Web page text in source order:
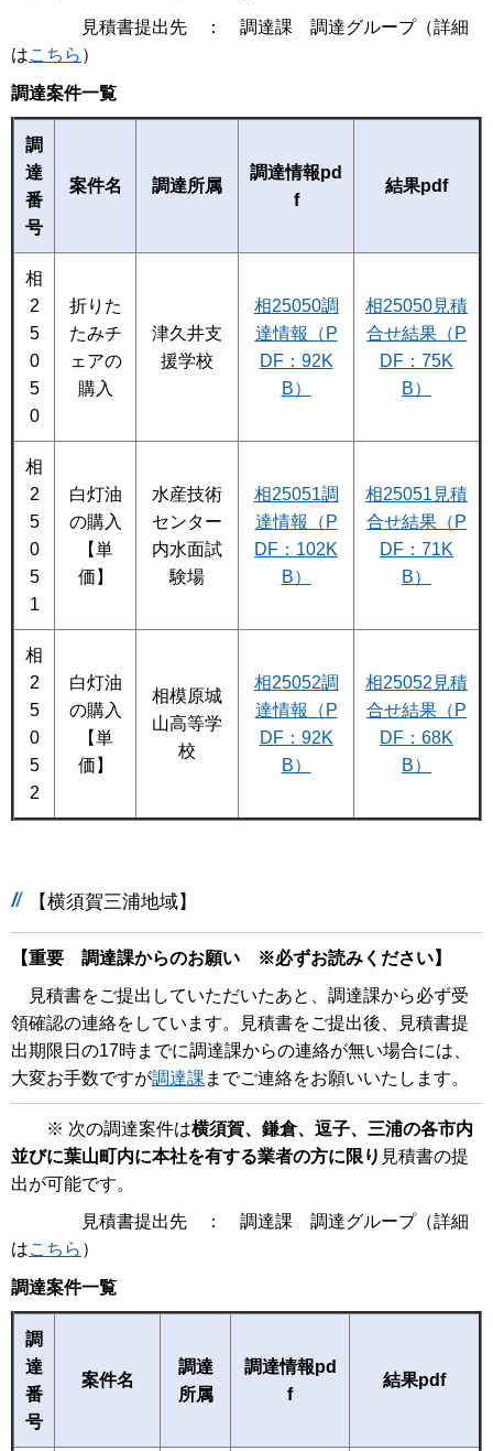
見積書提出先 ： 調達課 調達グループ（詳細
はこちら ）
調達案件一覧
調
達
番
号
案件名 調達所属
調達情報pd
f
結果pdf
相
2
5
0
5
0
折りた
たみチ
ェアの
購入
津久井支
援学校
相25050調
達情報（P
DF：92K
B）
相25050見積
合せ結果（P
DF：75K
B）
相
2
5
0
5
1
白灯油
の購入
【単
価】
水産技術
センター
内水面試
験場
相25051調
達情報（P
DF：102K
B）
相25051見積
合せ結果（P
DF：71K
B）
相
2
5
0
5
2
白灯油
の購入
【単
価】
相模原城
山高等学
校
相25052調
達情報（P
DF：92K
B）
相25052見積
合せ結果（P
DF：68K
B）
【横須賀三浦地域】
【重要 調達課からのお願い ※必ずお読みください】
見積書をご提出していただいたあと、調達課から必ず受
領確認の連絡をしています。見積書をご提出後、見積書提
出期限日の17時までに調達課からの連絡が無い場合には、
大変お手数ですが調達課 までご連絡をお願いいたします。
※ 次の調達案件は横須賀、鎌倉、逗子、三浦の各市内
並びに葉山町内に本社を有する業者の方に限り 見積書の提
出が可能です。
見積書提出先 ： 調達課 調達グループ（詳細
はこちら ）
調達案件一覧
調
達
番
号
案件名
調達
所属
調達情報pd
f
結果pdf